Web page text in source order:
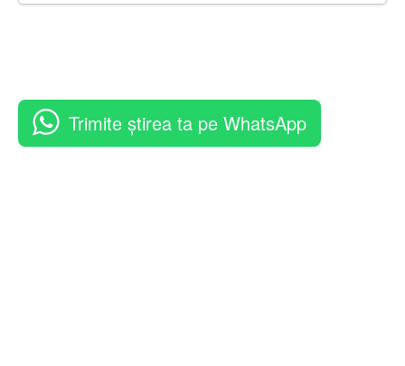
Trimite știrea ta pe WhatsApp